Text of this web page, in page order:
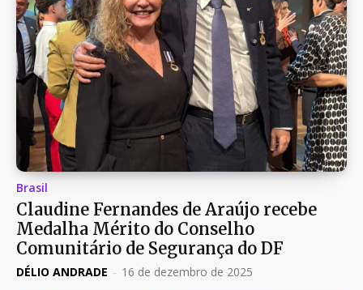
Brasil
Claudine Fernandes de Araújo recebe
Medalha Mérito do Conselho
Comunitário de Segurança do DF
DÉLIO ANDRADE - 16 de dezembro de 2025